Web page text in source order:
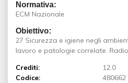
Normativa:
ECM Nazionale
Obiettivo:
27 Sicurezza e igiene negli
lavoro e patologie correlate.
Crediti:
12.0
Codice:
480662